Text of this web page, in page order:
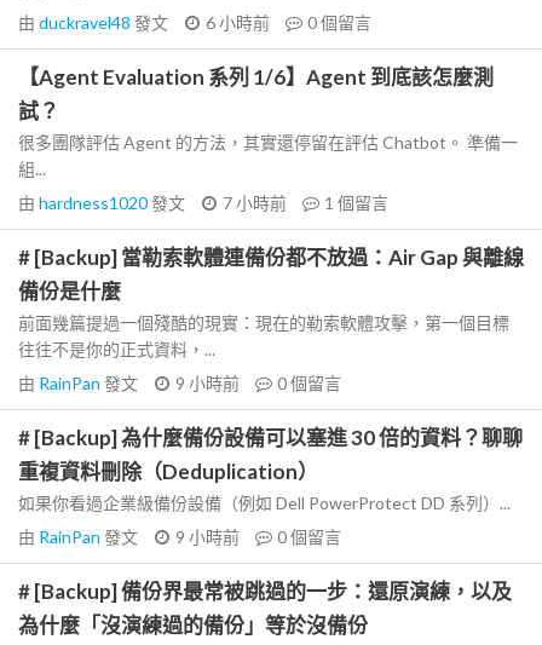
由 duckravel48 發文 6 小時前 0個留言
【Agent Evaluation 系列 1/6】Agent 到底該怎麼測
試？
很多團隊評估 Agent 的方法，其實還停留在評估 Chatbot。 準備一
組...
由 hardness1020發文 7 小時前 1 個留言
# [Backup] 當勒索軟體連備份都不放過：Air Gap 與離線
備份是什麼
前面幾篇提過一個殘酷的現實：現在的勒索軟體攻擊，第一個目標
往往不是你的正式資料，...
由 RainPan 發文 9 小時前 0個留言
# [Backup] 為什麼備份設備可以塞進 30 倍的資料？聊聊
重複資料刪除（Deduplication）
如果你看過企業級備份設備（例如 Dell PowerProtect DD 系列）...
由 RainPan 發文 9 小時前 0個留言
# [Backup] 備份界最常被跳過的一步：還原演練，以及
為什麼「沒演練過的備份」等於沒備份